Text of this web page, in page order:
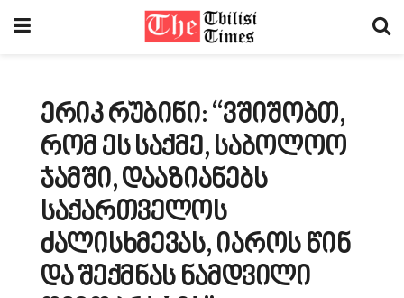
ერიკ რუბინი: “ვშიშობთ,
რომ ეს საქმე, საბოლოო
ჯამში, დააზიანებს
საქართველოს
ძალისხმევას, იაროს წინ
და შექმნას ნამდვილი